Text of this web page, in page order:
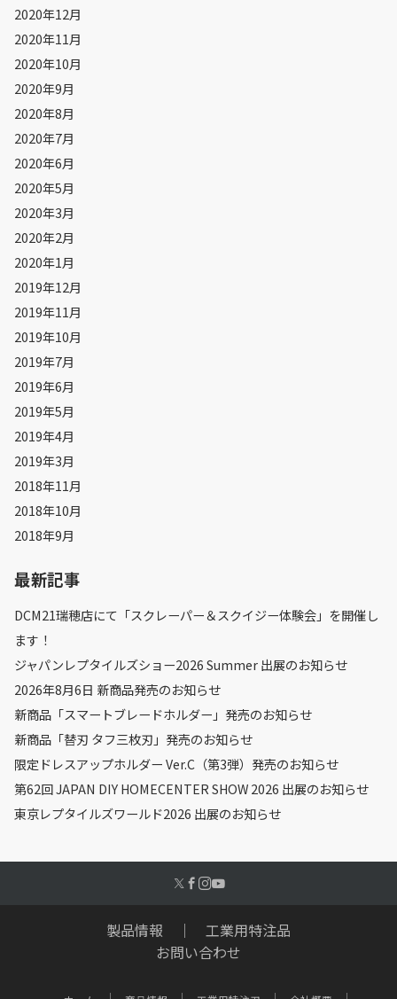
2020年12月
2020年11月
2020年10月
2020年9月
2020年8月
2020年7月
2020年6月
2020年5月
2020年3月
2020年2月
2020年1月
2019年12月
2019年11月
2019年10月
2019年7月
2019年6月
2019年5月
2019年4月
2019年3月
2018年11月
2018年10月
2018年9月
最新記事
DCM21瑞穂店にて「スクレーパー＆スクイジー体験会」を開催し
ます！
ジャパンレプタイルズショー2026 Summer 出展のお知らせ
2026年8月6日 新商品発売のお知らせ
新商品「スマートブレードホルダー」発売のお知らせ
新商品「替刃 タフ三枚刃」発売のお知らせ
限定ドレスアップホルダー Ver.C（第3弾）発売のお知らせ
第62回 JAPAN DIY HOMECENTER SHOW 2026 出展のお知らせ
東京レプタイルズワールド2026 出展のお知らせ
製品情報 ｜ 工業用特注品
お問い合わせ